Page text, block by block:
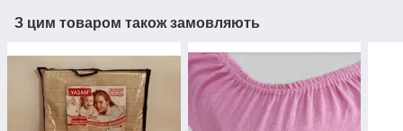
З цим товаром також замовляють